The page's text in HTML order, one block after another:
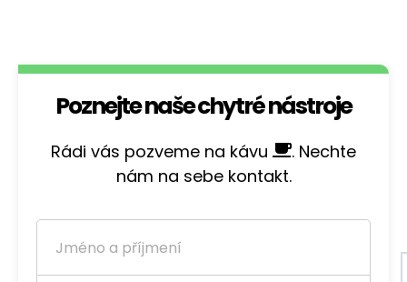
Poznejte naše chytré nástroje
Rádi vás pozveme na kávu
. Nechte
nám na sebe kontakt.